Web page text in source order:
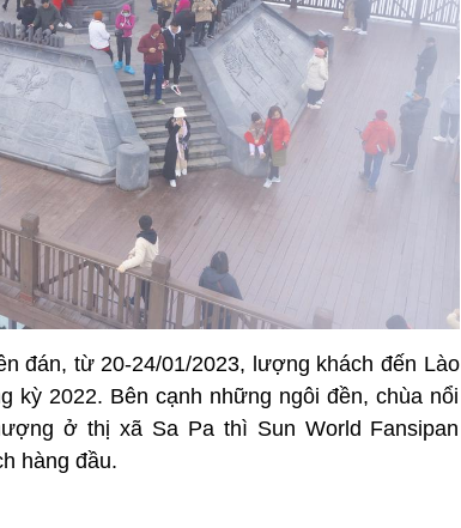
đán, từ 20-24/01/2023, lượng khách đến Lào
kỳ 2022. Bên cạnh những ngôi đền, chùa nổi
ở thị xã Sa Pa thì Sun World Fansipan
hàng đầu.